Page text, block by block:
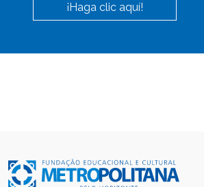
¡Haga clic aquí!